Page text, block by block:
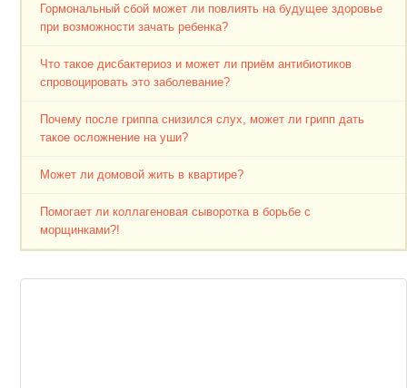
Гормональный сбой может ли повлиять на будущее здоровье
при возможности зачать ребенка?
Что такое дисбактериоз и может ли приём антибиотиков
спровоцировать это заболевание?
Почему после гриппа снизился слух, может ли грипп дать
такое осложнение на уши?
Может ли домовой жить в квартире?
Помогает ли коллагеновая сыворотка в борьбе с
морщинками?!